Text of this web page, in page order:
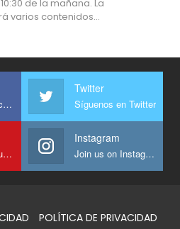
de la mañana. La
varios contenidos…
Síguenos en Facebook
Twitter
Síguenos en Twitter
Síguenos en Youtube
Instagram
Join us on Instagram
POLÍTICA DE PRIVACIDAD